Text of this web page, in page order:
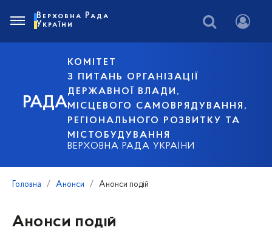
РАДА
КОМІТЕТ
З ПИТАНЬ ОРГАНІЗАЦІЇ
ДЕРЖАВНОЇ ВЛАДИ,
МІСЦЕВОГО САМОВРЯДУВАННЯ,
РЕГІОНАЛЬНОГО РОЗВИТКУ ТА
МІСТОБУДУВАННЯ
ВЕРХОВНА РАДА УКРАЇНИ
Верховна Рада
України
Головна Анонси Анонси подій
Анонси подій